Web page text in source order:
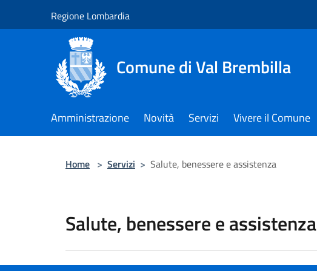
Regione Lombardia
Comune di Val Brembilla
Amministrazione Novità Servizi Vivere il Comune
Home > Servizi > Salute, benessere e assistenza
Salute, benessere e assistenza